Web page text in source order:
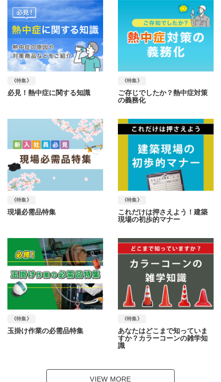
《特集》
必見！熱中症に関する知識
《特集》
ご存じでしたか？熱中症対策
の義務化
《特集》
現場必需品特集
《特集》
これだけは押さえよう！建築
現場の初歩的マナー
《特集》
玉掛け作業の必需品特集
《特集》
あなたはどこまで知っていま
すか？カラーコーンの雑学知
識
VIEW MORE